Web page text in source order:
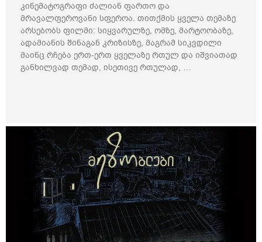
კინემატოგრაფი ძალიან ფართო და
მრავალფეროვანი სფეროა. თითქმის ყველა თემაზე
არსებობს ფილმი: სიყვარულზე, ომზე, მარტოობაზე,
ადამიანის შინაგან კრიზისზე, მაგრამ სიკვდილი
მაინც რჩება ერთ-ერთ ყველაზე რთულ და იშვიათად
განხილვად თემად, ისეთივე რთულად, …